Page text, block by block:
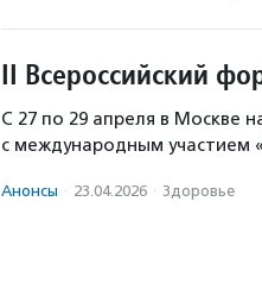
II Всероссийский
С 27 по 29 апреля в Москве
с международным участием
Анонсы · 23.04.2026 · Здоровье